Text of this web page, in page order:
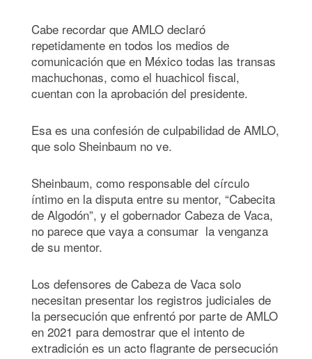
Cabe recordar que AMLO declaró
repetidamente en todos los medios de
comunicación que en México todas las transas
machuchonas, como el huachicol fiscal,
cuentan con la aprobación del presidente.
Esa es una confesión de culpabilidad de AMLO,
que solo Sheinbaum no ve.
Sheinbaum, como responsable del círculo
íntimo en la disputa entre su mentor, “Cabecita
de Algodón”, y el gobernador Cabeza de Vaca,
no parece que vaya a consumar la venganza
de su mentor.
Los defensores de Cabeza de Vaca solo
necesitan presentar los registros judiciales de
la persecución que enfrentó por parte de AMLO
en 2021 para demostrar que el intento de
extradición es un acto flagrante de persecución